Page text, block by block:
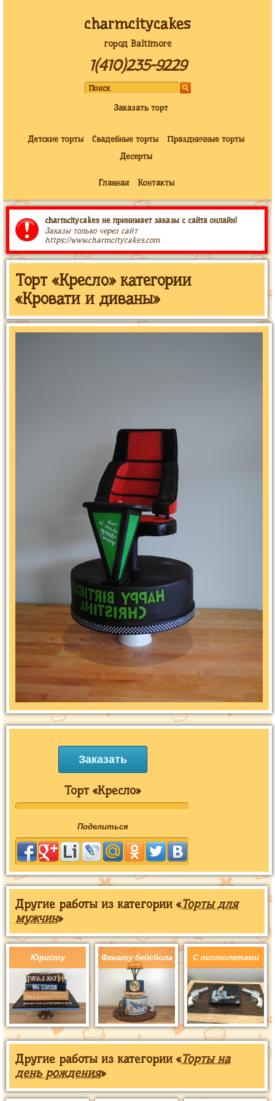
charmcitycakes
город Baltimore
1(410)235-9229
Заказать торт
Детские торты Свадебные торты
Праздничные торты
Десерты
Главная Контакты
charmcitycakes не принимает заказы с сайта онлайн!
Заказы только через сайт
https://www.charmcitycakes.com
Торт «Кресло» категории
«Кровати и диваны»
Заказать
Торт «Кресло»
Поделиться
Другие работы из категории «Торты для
мужчин»
Юристу Фанату бейсбола С пистолетами
Другие работы из категории «Торты на
день рождения»